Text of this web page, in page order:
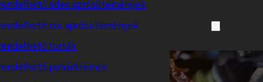
édes aprósütemények
sós aprósütemények
torták
pohárkrémek